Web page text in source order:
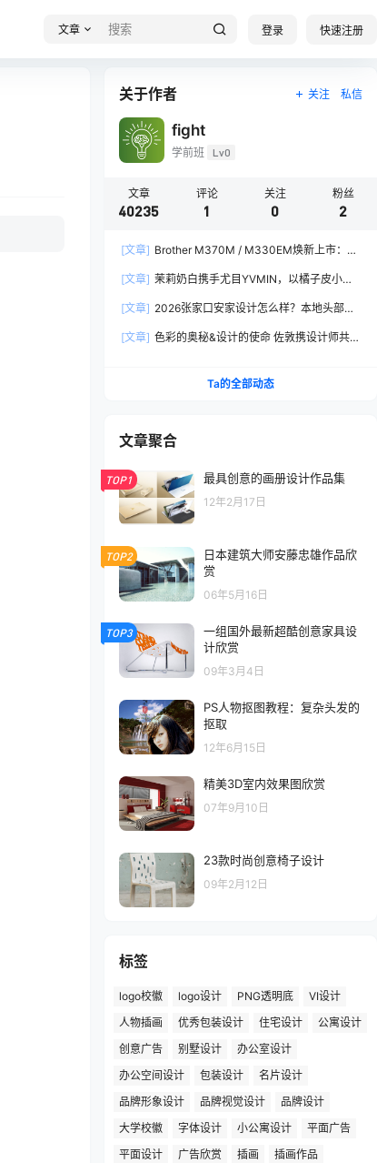
文章 登录 快速注册
关于作者 关注 私信
fight
学前班 Lv0
文章
40235
评论
1
关注
0
粉丝
2
[文章] Brother M370M / M330EM焕新上市：软
[文章] 茉莉奶白携手尤目YVMIN，以橘子皮小熊
[文章] 2026张家口安家设计怎么样？本地头部全
[文章] 色彩的奥秘&设计的使命 佐敦携设计师共探
Ta的全部动态
文章聚合
TOP1 最具创意的画册设计作品集
12年2月17日
TOP2
日本建筑大师安藤忠雄作品欣
赏
06年5月16日
TOP3
一组国外最新超酷创意家具设
计欣赏
09年3月4日
PS人物抠图教程：复杂头发的
抠取
12年6月15日
精美3D室内效果图欣赏
07年9月10日
23款时尚创意椅子设计
09年2月12日
标签
logo校徽 logo设计 PNG透明底
VI设计
人物插画
优秀包装设计 住宅设计
公寓设计
创意广告
别墅设计
办公室设计
办公空间设计
包装设计
名片设计
品牌形象设计
品牌视觉设计
品牌设计
大学校徽
字体设计 小公寓设计
平面广告
平面设计
广告欣赏 插画
插画作品